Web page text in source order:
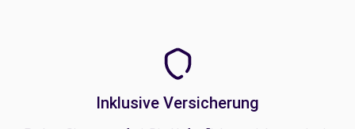
Inklusive Versicherung